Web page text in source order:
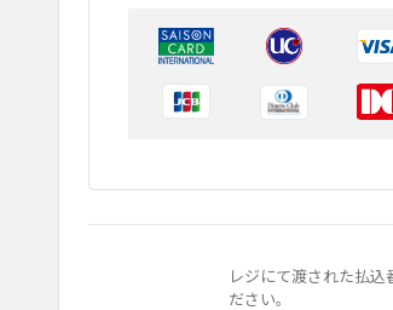
レジにて渡された払
ださい。